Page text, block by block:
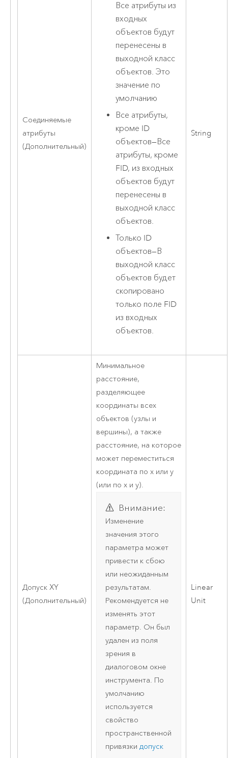
Соединяемые
атрибуты
(Дополнительный)
Все атрибуты из
входных
объектов будут
перенесены в
выходной класс
объектов. Это
значение по
умолчанию
Все атрибуты,
кроме ID
объектов—Все
атрибуты, кроме
FID, из входных
объектов будут
перенесены в
выходной класс
объектов.
Только ID
объектов—В
выходной класс
объектов будет
скопировано
только поле FID
из входных
объектов.
String
Допуск XY
(Дополнительный)
Минимальное
расстояние,
разделяющее
координаты всех
объектов (узлы и
вершины), а также
расстояние, на которое
может переместиться
координата по x или y
(или по x и y).
Внимание:
Изменение
значения этого
параметра может
привести к сбою
или неожиданным
результатам.
Рекомендуется не
изменять этот
параметр. Он был
удален из поля
зрения в
диалоговом окне
инструмента. По
умолчанию
используется
свойство
пространственной
привязкидопуск
Linear
Unit